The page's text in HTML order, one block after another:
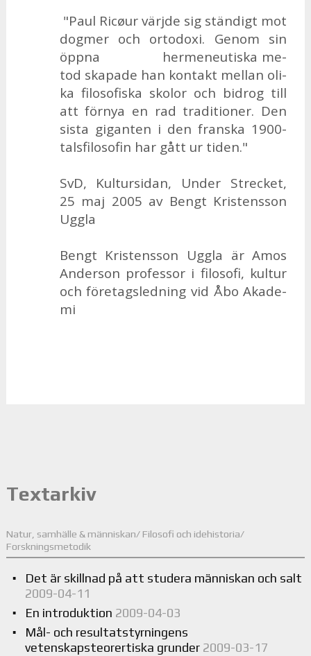
"Paul Ricøur värj­de sig stän­digt mot
dog­mer och or­to­doxi. Ge­nom sin
öpp­na her­me­ne­u­tis­ka me­
tod ska­pa­de han kon­takt mel­lan oli­
ka fi­lo­so­fis­ka sko­lor och bi­drog till
att för­nya en rad tra­di­tio­ner. Den
sista gi­gan­ten i den frans­ka 1900-
tals­fi­lo­so­fin har gått ur ti­den."
SvD, Kul­tur­si­dan, Un­der Strec­ket,
25 maj 2005 av Bengt Kris­tens­son
Ugg­la
Bengt Kris­tens­son Ugg­la är Amos
An­der­son pro­fes­sor i fi­lo­so­fi, kul­tur
och fö­re­tags­led­ning vid Åbo Aka­de­
mi
Textarkiv
Natur, samhälle & människan/ Filosofi och idehistoria/
Forskningsmetodik
Det är skillnad på att studera människan och salt
2009-04-11
En introduktion 2009-04-03
Mål- och resultatstyrningens
vetenskapsteorertiska grunder 2009-03-17